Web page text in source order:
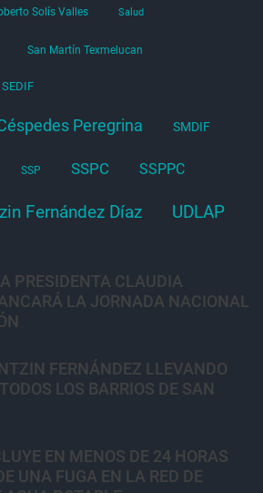
Solís Valles Salud
San Martín Texmelucan
SEDIF
Peregrina SMDIF
SSP SSPC SSPPC
Fernández Díaz UDLAP
PRESIDENTA CLAUDIA
LA JORNADA NACIONAL
FERNÁNDEZ LLEVANDO
LOS BARRIOS DE SAN
EN MENOS DE 24 HORAS
UNA FUGA EN LA RED DE